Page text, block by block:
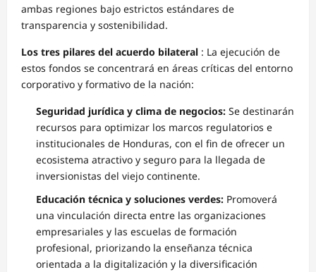
ambas regiones bajo estrictos estándares de
transparencia y sostenibilidad.
Los tres pilares del acuerdo bilateral : La ejecución de
estos fondos se concentrará en áreas críticas del entorno
corporativo y formativo de la nación:
Seguridad jurídica y clima de negocios: Se destinarán
recursos para optimizar los marcos regulatorios e
institucionales de Honduras, con el fin de ofrecer un
ecosistema atractivo y seguro para la llegada de
inversionistas del viejo continente.
Educación técnica y soluciones verdes: Promoverá
una vinculación directa entre las organizaciones
empresariales y las escuelas de formación
profesional, priorizando la enseñanza técnica
orientada a la digitalización y la diversificación